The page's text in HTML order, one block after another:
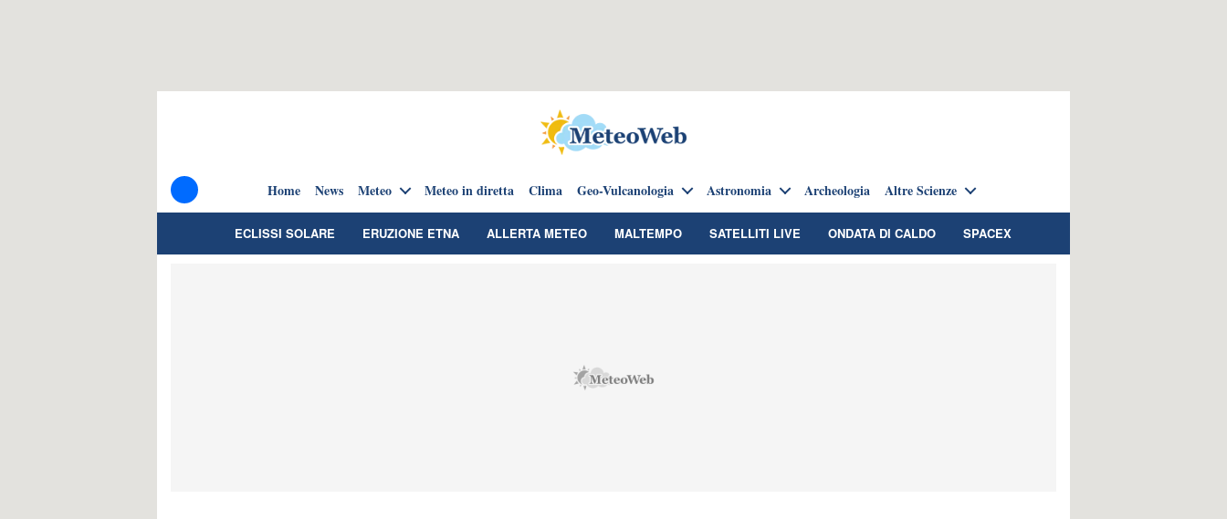
Home News Meteo Meteo in diretta Clima Geo-Vulcanologia Astronomia Archeologia Altre Scienze
ECLISSI SOLARE ERUZIONE ETNA ALLERTA METEO MALTEMPO SATELLITI LIVE ONDATA DI CALDO SPACEX